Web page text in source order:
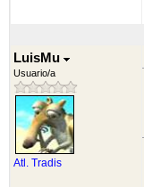
LuisMu
Usuario/a
Atl. Tradis